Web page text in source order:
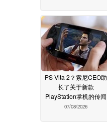
PS Vita 2？索尼CEO助
长了关于新款
PlayStation掌机的传闻
07/08/2026